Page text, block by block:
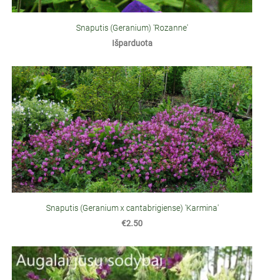
Snaputis (Geranium) 'Rozanne'
Išparduota
Snaputis (Geranium x cantabrigiense) 'Karmina'
€2.50